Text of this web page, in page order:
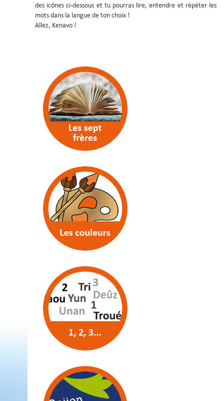
des icônes ci-dessous et tu pourras lire, entendre et répéter les
mots dans la langue de ton choix !
Allez, Kenavo !